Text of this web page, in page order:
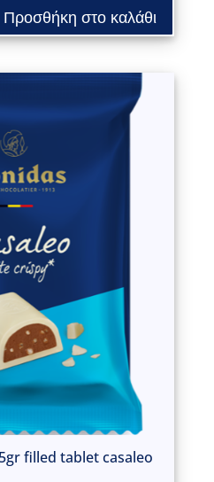
Προσθήκη στο καλάθι
filled tablet casaleo